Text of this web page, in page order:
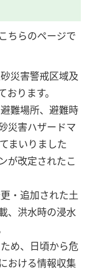
ちらのページで
災害警戒区域及
ります。
難場所、避難時
災害ハザードマ
まいりました
が改定されたこ
・追加された土
、洪水時の浸水
め、日頃から危
おける情報収集